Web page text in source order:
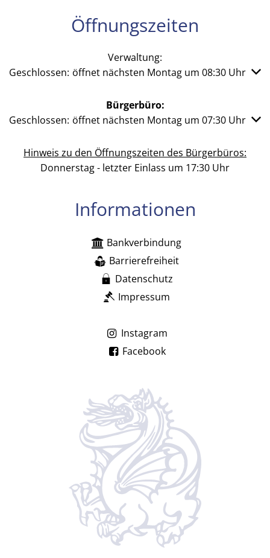
Öffnungszeiten
Verwaltung:
Klicken, um weitere Öffnungs- oder Schließzeiten
Geschlossen: öffnet nächsten Montag um 08:30 Uhr
Bürgerbüro:
Klicken, um weitere Öffnungs- oder Schließzeiten
Geschlossen: öffnet nächsten Montag um 07:30 Uhr
Hinweis zu den Öffnungszeiten des Bürgerbüros:
Donnerstag - letzter Einlass um 17:30 Uhr
Informationen
Bankverbindung
Barrierefreiheit
Datenschutz
Impressum
Instagram
Facebook